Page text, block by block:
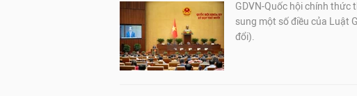
GDVN-Quốc hội chính thức
sung một số điều của Luật
đổi).